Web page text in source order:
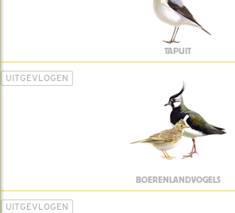
TAPUIT
UITGEVLOGEN
BOERENLANDVOGELS
UITGEVLOGEN